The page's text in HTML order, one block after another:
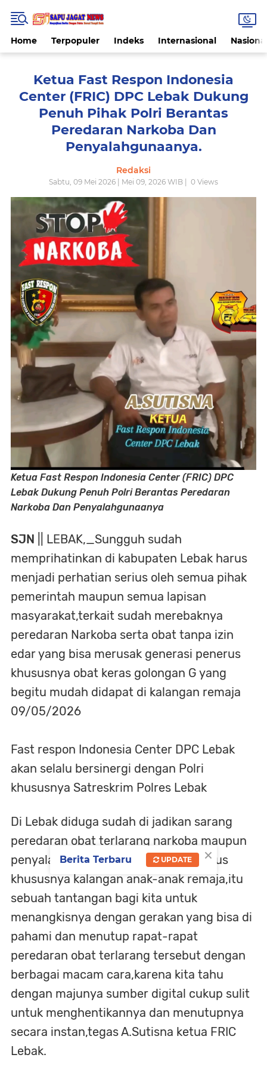
Home Terpopuler Indeks Internasional
Ketua Fast Respon Indonesia
Center (FRIC) DPC Lebak Dukung
Penuh Pihak Polri Berantas
Peredaran Narkoba Dan
Penyalahgunaanya.
Redaksi
Sabtu, 09 Mei 2026 | Mei 09, 2026 WIB | 0 Views
Ketua Fast Respon Indonesia Center (FRIC) DPC
Lebak Dukung Penuh Polri Berantas Peredaran
Narkoba Dan Penyalahgunaanya
SJN || LEBAK,_Sungguh sudah
memprihatinkan di kabupaten Lebak harus
menjadi perhatian serius oleh semua pihak
pemerintah maupun semua lapisan
masyarakat,terkait sudah merebaknya
peredaran Narkoba serta obat tanpa izin
edar yang bisa merusak generasi penerus
khususnya obat keras golongan G yang
begitu mudah didapat di kalangan remaja
09/05/2026
Fast respon Indonesia Center DPC Lebak
akan selalu bersinergi dengan Polri
khususnya Satreskrim Polres Lebak
Di Lebak diduga sudah di jadikan sarang
peredaran obat terlarang narkoba maupun
penyalahgunaan oleh generasi penerus
khususnya kalangan anak-anak remaja,itu
sebuah tantangan bagi kita untuk
menangkisnya dengan gerakan yang bisa di
pahami dan menutup rapat-rapat
peredaran obat terlarang tersebut dengan
berbagai macam cara,karena kita tahu
dengan majunya sumber digital cukup sulit
untuk menghentikannya dan menutupnya
secara instan,tegas A.Sutisna ketua FRIC
Lebak.
×
Berita Terbaru UPDATE